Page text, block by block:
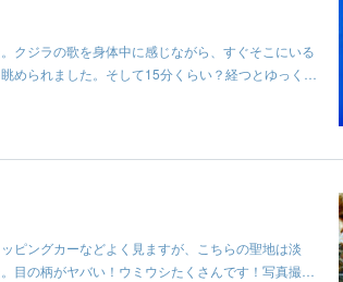
クジラの歌を身体中に感じながら、すぐそこにいる
められました。そして15分くらい？経つとゆっく…
ピングカーなどよく見ますが、こちらの聖地は淡
目の柄がヤバい！ウミウシたくさんです！写真撮…